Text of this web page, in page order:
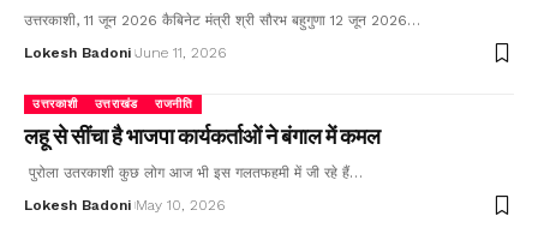
उत्तरकाशी, 11 जून 2026 कैबिनेट मंत्री श्री सौरभ बहुगुणा 12 जून 2026…
Lokesh Badoni June 11, 2026
उत्तरकाशी उत्तराखंड राजनीति
लहू से सींचा है भाजपा कार्यकर्ताओं ने बंगाल में कमल
पुरोला उतरकाशी कुछ लोग आज भी इस गलतफहमी में जी रहे हैं…
Lokesh Badoni May 10, 2026